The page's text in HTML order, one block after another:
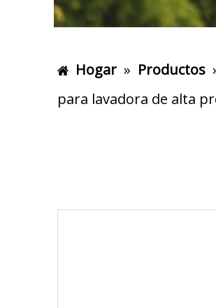
Hogar » Productos
para lavadora de alta